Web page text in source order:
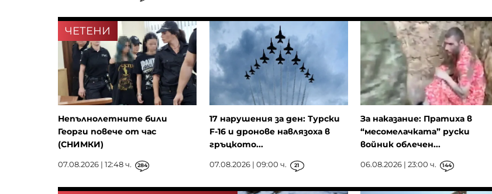
ЧЕТЕНИ
Непълнолетните били
Георги повече от час
(СНИМКИ)
07.08.2026 | 12:48 ч. 284
17 нарушения за ден: Турски
F-16 и дронове навлязоха в
гръцкото...
07.08.2026 | 09:00 ч. 21
За наказание: Пратиха в
“месомелачката” руски
войник облечен...
06.08.2026 | 23:00 ч. 144